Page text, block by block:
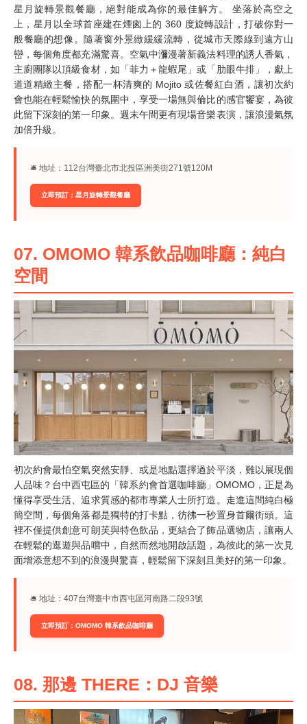
星月旋轉景觀餐廳，絕對能成為你的最佳解方。 坐落於高空之
上，星月以全球首座建在煙囪上的 360 度旋轉設計，打破你對一
般餐廳的想像。隨著窗外景緻緩緩流轉，從城市天際線到遠方山
巒，每個角度都充滿驚喜。空氣中瀰漫著新義法料理的誘人香氣，
主廚團隊以頂級食材，如「菲力＋龍蝦尾」或「肋眼牛排」，獻上
道道精緻主餐，搭配一杯清爽的 Mojito 或佐餐紅白酒，讓初次約
會也能在輕鬆愉快的氛圍中，享受一場無與倫比的感官饗宴，為彼
此留下深刻的第一印象。週末午間更有現場音樂表演，讓浪漫氣氛
加倍升級。
🛎︎ 地址：112台灣臺北市北投區洲美街271號120M
立即預訂：星月旋轉景觀餐廳
07. OMOMO 韓系飲品咖啡廳：純白
空間
初次約會最怕空氣突然安靜、或是地點選擇過於平淡，難以展現個
人品味？台中西屯區的「韓系約會首選咖啡廳」OMOMO，正是為
懂得享受生活、追求質感的都市專業人士所打造。走進這間純白極
簡空間，每個角落都是獨特的打卡點，彷彿一秒置身首爾街頭。這
裡不僅提供創意可朗芙與特色飲品，更結合了飾品選物店，讓兩人
在輕鬆的逛遊與品嚐中，自然而然地開啟話題，為彼此的第一次見
面增添意想不到的浪漫與驚喜，輕鬆留下深刻且美好的第一印象。
🛎︎ 地址：407台灣臺中市西屯區河南路二段93號
立即預訂：OMOMO 韓系飲品咖啡廳
08. 那邊 THERE：DJ 音樂